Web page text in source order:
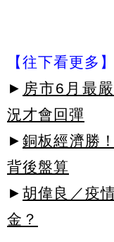
【往下看更多】
► 房市6月最
況才會回彈
► 銅板經濟勝
背後盤算
► 胡偉良／疫
金？